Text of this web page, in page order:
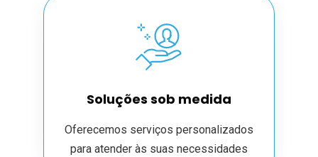
Soluções sob medida
Oferecemos serviços personalizados
para atender às suas necessidades